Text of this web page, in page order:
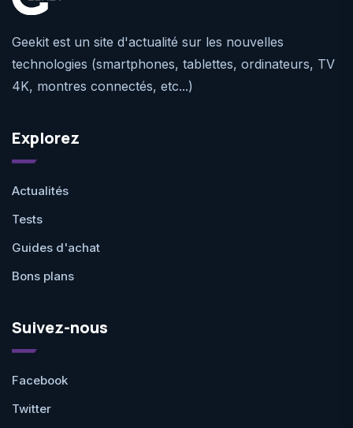
Geekit est un site d'actualité sur les nouvelles
technologies (smartphones, tablettes, ordinateurs, TV
4K, montres connectés, etc...)
Explorez
Actualités
Tests
Guides d'achat
Bons plans
Suivez-nous
Facebook
Twitter